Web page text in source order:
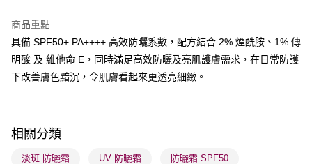
送貨方式
順豐自助櫃 - 確認發貨後1-3個工作天送達
每筆HK$65.00，滿HK$300.00或以上免運費
每筆HK$65.00，滿HK$300.00或以上免運費
確認發貨後1-3 工作天送達，訂單將隨機分配至SF順豐速運或京東
商品重點
具備 SPF50+ PA++++ 高效防曬系數，配方結合 2% 煙酰胺、1% 傳
明酸 及 維他命 E，同時滿足高效防曬及亮肌護膚需求，在日常防護
下改善膚色黯沉，令肌膚看起來更透亮細緻。
相關分類
淡斑 防曬霜 UV 防曬霜 防曬霜 SPF50